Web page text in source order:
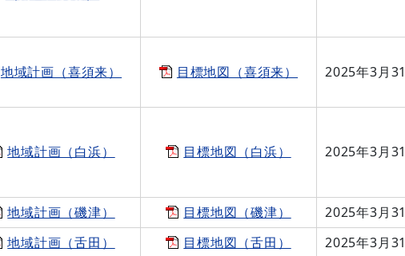
地域計画（喜須来） 目標地図（喜須来） 2025年3月
地域計画（白浜） 目標地図（白浜） 2025年3月
地域計画（磯津） 目標地図（磯津）
2025年3月
地域計画（舌田） 目標地図（舌田） 2025年3月